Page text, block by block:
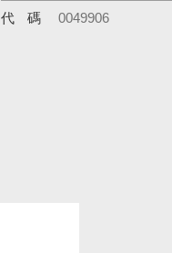
代碼 0049906